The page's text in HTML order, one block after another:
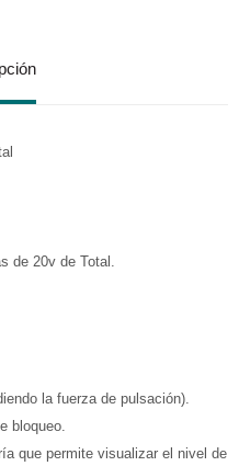
de 20v de Total.
la fuerza de pulsación).
bloqueo.
que permite visualizar el nivel de